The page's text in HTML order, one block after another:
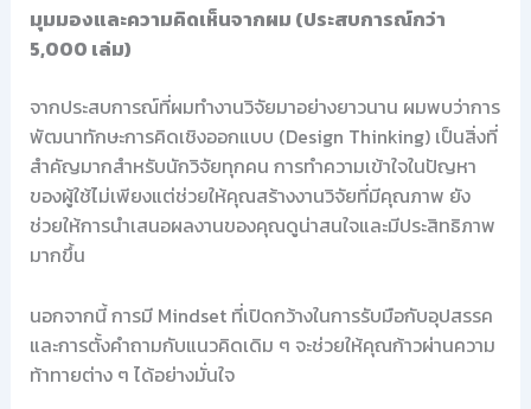
มุมมองและความคิดเห็นจากผม (ประสบการณ์กว่า
5,000 เล่ม)
จากประสบการณ์ที่ผมทำงานวิจัยมาอย่างยาวนาน ผมพบว่าการ
พัฒนาทักษะการคิดเชิงออกแบบ (Design Thinking) เป็นสิ่งที่
สำคัญมากสำหรับนักวิจัยทุกคน การทำความเข้าใจในปัญหา
ของผู้ใช้ไม่เพียงแต่ช่วยให้คุณสร้างงานวิจัยที่มีคุณภาพ ยัง
ช่วยให้การนำเสนอผลงานของคุณดูน่าสนใจและมีประสิทธิภาพ
มากขึ้น
นอกจากนี้ การมี Mindset ที่เปิดกว้างในการรับมือกับอุปสรรค
และการตั้งคำถามกับแนวคิดเดิม ๆ จะช่วยให้คุณก้าวผ่านความ
ท้าทายต่าง ๆ ได้อย่างมั่นใจ